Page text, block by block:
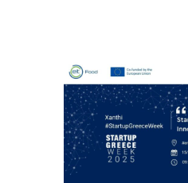
Home» To
Xanthi StartUp
Καινοτομία στην